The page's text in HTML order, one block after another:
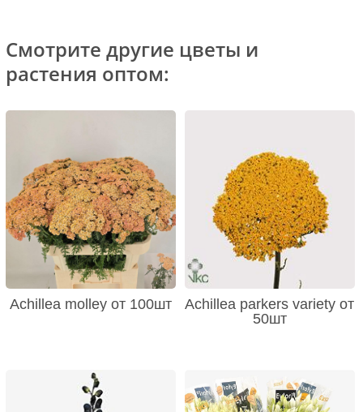
Смотрите другие цветы и
растения оптом:
Achillea molley от 100шт
Achillea parkers variety от
50шт